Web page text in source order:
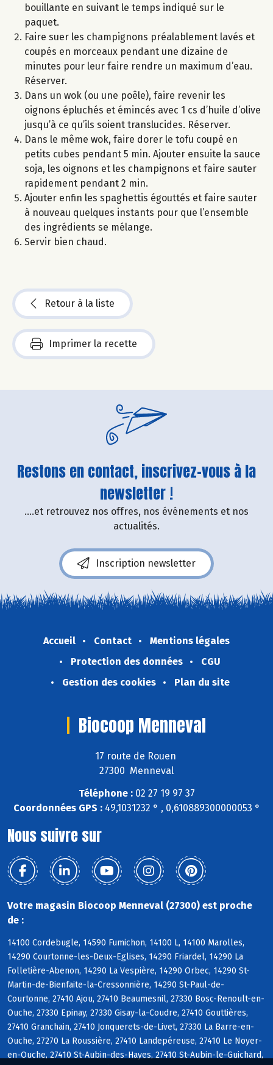
bouillante en suivant le temps indiqué sur le
paquet.
Faire suer les champignons préalablement lavés et
coupés en morceaux pendant une dizaine de
minutes pour leur faire rendre un maximum d’eau.
Réserver.
Dans un wok (ou une poêle), faire revenir les
oignons épluchés et émincés avec 1 cs d’huile d’olive
jusqu’à ce qu’ils soient translucides. Réserver.
Dans le même wok, faire dorer le tofu coupé en
petits cubes pendant 5 min. Ajouter ensuite la sauce
soja, les oignons et les champignons et faire sauter
rapidement pendant 2 min.
Ajouter enfin les spaghettis égouttés et faire sauter
à nouveau quelques instants pour que l’ensemble
des ingrédients se mélange.
Servir bien chaud.
Retour à la liste
Imprimer la recette
Restons en contact, inscrivez-vous à la
newsletter !
....et retrouvez nos offres, nos événements et nos
actualités.
Inscription newsletter
Accueil Contact
Mentions légales
Protection des données
CGU
Gestion des cookies
Plan du site
Biocoop Menneval
17 route de Rouen
27300 Menneval
Téléphone :02 27 19 97 37
Coordonnées GPS :49,1031232 ° , 0,610889300000053 °
Nous suivre sur
Votre magasin Biocoop Menneval (27300) est proche
de :
14100 Cordebugle, 14590 Fumichon, 14100 L, 14100 Marolles,
14290 Courtonne-les-Deux-Eglises, 14290 Friardel, 14290 La
Folletière-Abenon, 14290 La Vespière, 14290 Orbec, 14290 St-
Martin-de-Bienfaite-la-Cressonnière, 14290 St-Paul-de-
Courtonne, 27410 Ajou, 27410 Beaumesnil, 27330 Bosc-Renoult-en-
Ouche, 27330 Epinay, 27330 Gisay-la-Coudre, 27410 Gouttières,
27410 Granchain, 27410 Jonquerets-de-Livet, 27330 La Barre-en-
Ouche, 27270 La Roussière, 27410 Landepéreuse, 27410 Le Noyer-
en-Ouche, 27410 St-Aubin-des-Hayes, 27410 St-Aubin-le-Guichard,